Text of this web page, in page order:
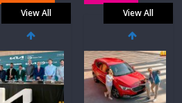
View All View All